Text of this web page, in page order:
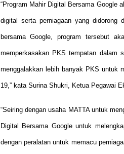
“Program Mahir Digital Bersama Google
digital serta perniagaan yang didorong
bersama Google, program tersebut
memperkasakan PKS tempatan dalam
menggalakkan lebih banyak PKS untuk
19,” kata Surina Shukri, Ketua Pegawai
“Seiring dengan usaha MATTA untuk
Digital Bersama Google untuk
dengan peralatan untuk memacu